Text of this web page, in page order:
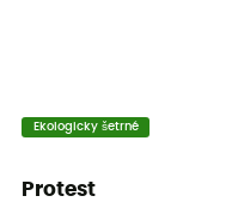
Ekologicky šetrné
Protest